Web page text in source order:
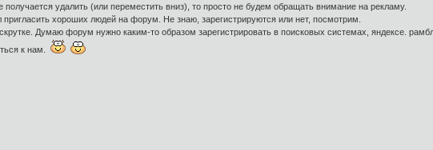
получается удалить (или переместить вниз), то просто не будем обращать внимание на рекламу.
пригласить хороших людей на форум. Не знаю, зарегистрируются или нет, посмотрим.
Думаю форум нужно каким-то образом зарегистрировать в поисковых системах, яндексе.
к нам.